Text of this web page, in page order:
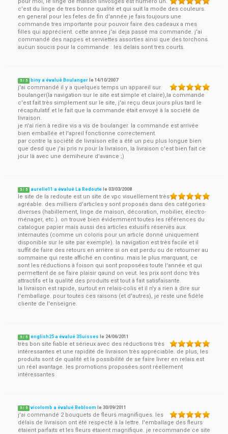
c'est du linge de tres bonne qualité et qui suit la mode des couleurs.
en general pour les fetes de fin d'année je fais toujours une
commande tres importante pour pouvoir faire des cadeaux a mes
filles qui apprécient. cette annee j'ai deja passé ma commande. j'ai
commandé des nappes et serviettes assorties ainsi que des torchons.
aucun soucis pour la commande : les delais sont tres courts.
5 / 5 biny a évalué Boulanger le14/10/2007
j'ai commandé il y a quelques temps un appareil sur
boulanger(la navigation sur le site est simple et claire),la commande
c'est fait très simplement sur le site, j'ai reçu deux jours plus tard le
récapitulatif et le fait que la commande était envoyé à la société de
livraison.
je n'ai rien à redire vis a vis de boulanger. la commande est arrivée
bien emballée et l'apreil fonctionne correctement.
par contre la société de livraison elle a été un peu plus longue bien
que desd que j'ai pris rv pour la livraison, la livraison c'est bien fait ce
jour là avec une demiheure d'avance ;)
5 / 5 aurelie11 a évalué La Redoute le03/03/2008
le site de la redoute est un site de vpc visuellement très
agréable. des milliers d'articles y sont proposés dans des catégories
diverses (habillement, linge de maison, décoration, mobilier, électro-
ménager, etc.). on trouve bien évidemment toutes les références du
catalogue papier mais aussi des articles exlusifs réservés aux
internautes (comme un coloris pour un article donné uniquement
disponible sur le site par exemple). la navigation est très facile et il
suffit de faire des retours en arrière si on est perdu ou de retourner au
sommaine qui reste affiché en continu. mais le plus marquant, ce
sont les réductions à foison qui sont proposées toute l'année et qui
permettent de se faire plaisir qaund on veut. les prix sont donc très
attractifs et la qualité des produits est tout à fait satisfaisante.
la livraison est rapide, surtout en relais-colis et il n'y a rien à dire sur
l'emballage. pour toutes ces raisons (et d'autres), je reste une fidèle
cliente de l'enseigne.
5 / 5 english25 a évalué 3Suisses le 24/06/2011
très bon site fiable et sérieux avec des réductions très
intéressantes et une rapidité de livraison très appréciable. de plus, les
produits sont de qualité et la possibilité de se faire livrer en relais est
un réel avantage. les promotions proposées sont réellement
intéressantes
5 / 5 vicolomb a évalué Bebloom le30/09/2011
j'ai commandé 2 bouquets de fleurs magnifiques. les
délais de livraison ont été respecté à la lettre. l'emballage des fleurs
étaient parfaits et les fleurs étaient magnifique. je recommande ce site